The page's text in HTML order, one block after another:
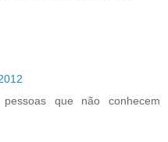
que não conhecem